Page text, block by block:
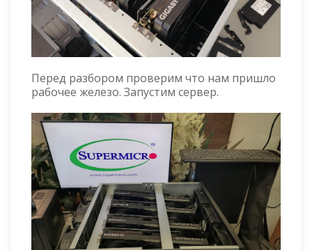
Перед разбором проверим что нам пришло
рабочее железо. Запустим сервер.